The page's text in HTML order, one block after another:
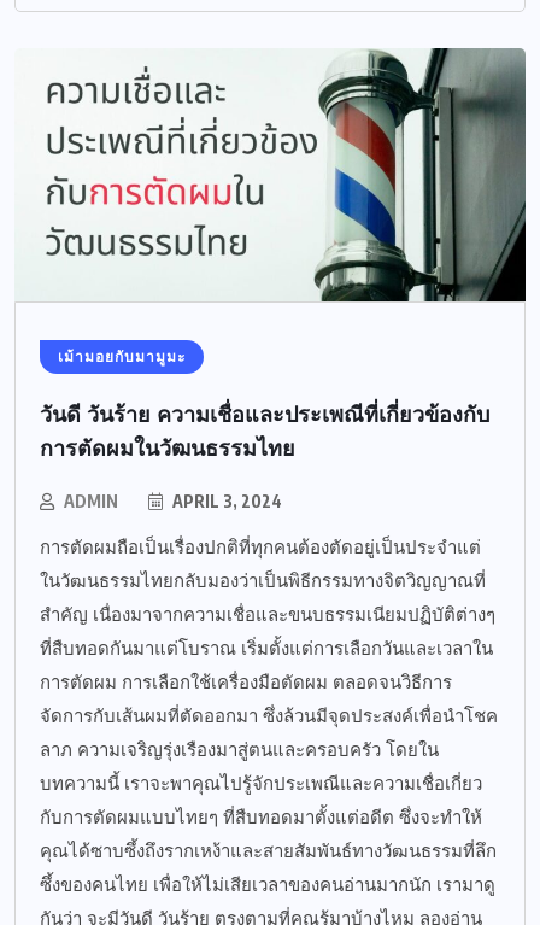
เม้ามอยกับมามูมะ
วันดี วันร้าย ความเชื่อและประเพณีที่เกี่ยวข้องกับ
การตัดผมในวัฒนธรรมไทย
ADMIN APRIL 3, 2024
การตัดผมถือเป็นเรื่องปกติที่ทุกคนต้องตัดอยู่เป็นประจำแต่
ในวัฒนธรรมไทยกลับมองว่าเป็นพิธีกรรมทางจิตวิญญาณที่
สำคัญ เนื่องมาจากความเชื่อและขนบธรรมเนียมปฏิบัติต่างๆ
ที่สืบทอดกันมาแต่โบราณ เริ่มตั้งแต่การเลือกวันและเวลาใน
การตัดผม การเลือกใช้เครื่องมือตัดผม ตลอดจนวิธีการ
จัดการกับเส้นผมที่ตัดออกมา ซึ่งล้วนมีจุดประสงค์เพื่อนำโชค
ลาภ ความเจริญรุ่งเรืองมาสู่ตนและครอบครัว โดยใน
บทความนี้ เราจะพาคุณไปรู้จักประเพณีและความเชื่อเกี่ยว
กับการตัดผมแบบไทยๆ ที่สืบทอดมาตั้งแต่อดีต ซึ่งจะทำให้
คุณได้ซาบซึ้งถึงรากเหง้าและสายสัมพันธ์ทางวัฒนธรรมที่ลึก
ซึ้งของคนไทย เพื่อให้ไม่เสียเวลาของคนอ่านมากนัก เรามาดู
กันว่า จะมีวันดี วันร้าย ตรงตามที่คุณรู้มาบ้างไหม ลองอ่าน